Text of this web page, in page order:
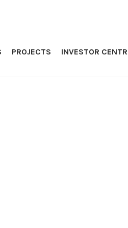
PROJECTS INVESTOR